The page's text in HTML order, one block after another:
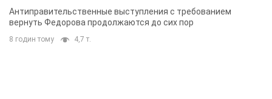
Антиправительственные выступления с требованием
вернуть Федорова продолжаются до сих пор
8 годин тому 4,7 т.